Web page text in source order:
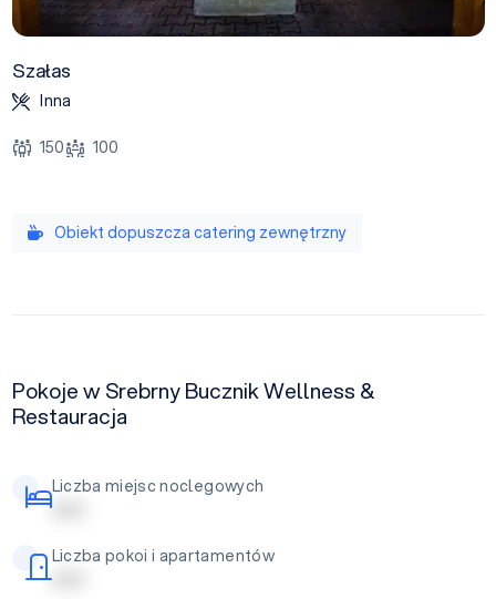
Szałas
Inna
150 100
Obiekt dopuszcza catering zewnętrzny
Pokoje w Srebrny Bucznik Wellness &
Restauracja
Liczba miejsc noclegowych
| | | | |
Liczba pokoi i apartamentów
| | | | |